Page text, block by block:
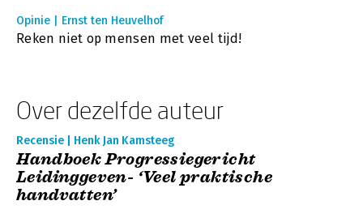
Opinie | Ernst ten Heuvelhof
Reken niet op mensen met veel tijd!
Over dezelfde auteur
Recensie | Henk Jan Kamsteeg
Handboek Progressiegericht
Leidinggeven- ‘Veel praktische
handvatten’